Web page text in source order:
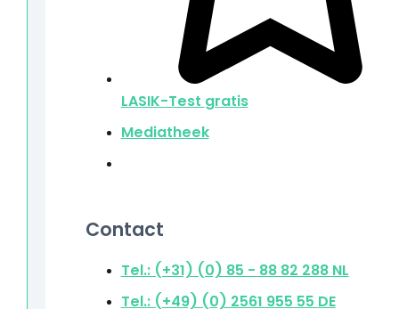
LASIK-Test gratis
Mediatheek
Contact
Tel.: (+31) (0) 85 - 88 82 288 NL
Tel.: (+49) (0) 2561 955 55 DE